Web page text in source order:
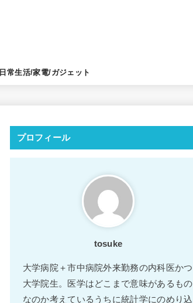
日常生活/家電/ガジェット
プロフィール
tosuke
大学病院＋市中病院外来勤務の内科医かつ
大学院生。医学はどこまで意味があるもの
なのか考えているうちに統計学にのめり込